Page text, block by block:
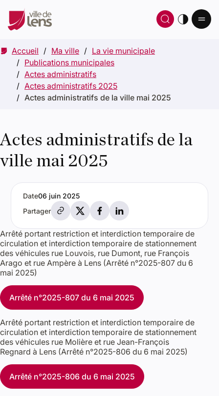
Ouvrir
Accueil Ma ville
La vie municipale
Publications municipales
Actes administratifs
Actes administratifs 2025
Actes administratifs de la ville mai 2025
Actes administratifs de la
ville mai 2025
PartagerPartager par e-mail
Partager sur X
Partager sur Facebook
Partager sur LinkedIn
Date06 juin 2025
Arrêté portant restriction et interdiction temporaire de
circulation et interdiction temporaire de stationnement
des véhicules rue Louvois, rue Dumont, rue François
Arago et rue Ampère à Lens (Arrêté n°2025-807 du 6
mai 2025)
Arrêté n°2025-807 du 6 mai 2025
Arrêté portant restriction et interdiction temporaire de
circulation et interdiction temporaire de stationnement
des véhicules rue Molière et rue Jean-François
Regnard à Lens (Arrêté n°2025-806 du 6 mai 2025)
Arrêté n°2025-806 du 6 mai 2025